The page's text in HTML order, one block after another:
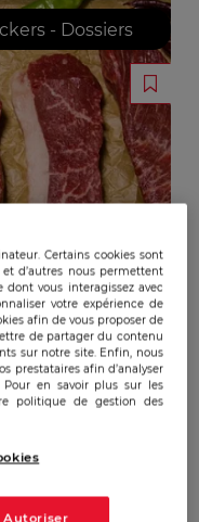
- Dossiers
Certains cookies sont
d’autres nous permettent
vous interagissez avec
votre expérience de
afin de vous proposer de
de partager du contenu
sur notre site. Enfin, nous
prestataires afin d’analyser
en savoir plus sur les
politique de gestion des
Autoriser